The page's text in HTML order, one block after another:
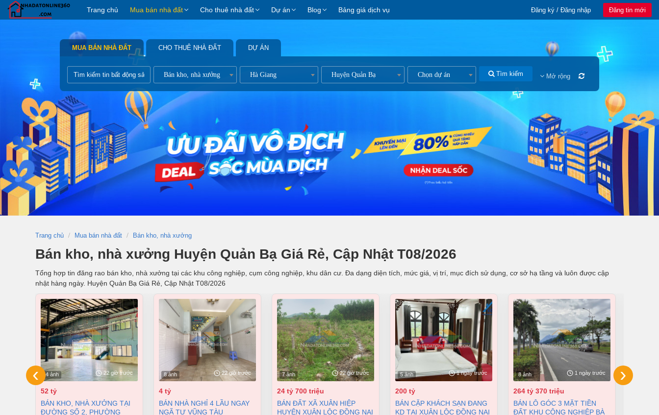
Trang chủ Mua bán nhà đất Cho thuê nhà đất Dự án Blog Bảng giá dịch vụ Đăng ký / Đăng nhập Đăng tin mới
MUA BÁN NHÀ ĐẤT CHO THUÊ NHÀ ĐẤT DỰ ÁN
Bán kho, nhà xưởng Hà Giang Huyện Quản Bạ Chọn dự án Tìm kiếm Mở rộng
Trang chủ Mua bán nhà đất Bán kho, nhà xưởng
Bán kho, nhà xưởng Huyện Quản Bạ Giá Rẻ, Cập Nhật T08/2026
Tổng hợp tin đăng rao bán kho, nhà xưởng tại các khu công nghiệp, cụm công nghiệp, khu dân cư. Đa dạng diện tích, mức giá, vị trí, mục đích sử dụng, cơ sở hạ tầng và luôn được cập
nhật hàng ngày. Huyện Quản Bạ Giá Rẻ, Cập Nhật T08/2026
4 ảnh 22 giờ trước
52 tỷ
BÁN KHO, NHÀ XƯỞNG TẠI
ĐƯỜNG SỐ 2, PHƯỜNG
8 ảnh 22 giờ trước
4 tỷ
BÁN NHÀ NGHỈ 4 LẦU NGAY
NGÃ TƯ VŨNG TÀU
7 ảnh 22 giờ trước
24 tỷ 700 triệu
BÁN ĐẤT XÃ XUÂN HIỆP
HUYỆN XUÂN LỘC ĐỒNG NAI
5 ảnh 1 ngày trước
200 tỷ
BÁN CẶP KHÁCH SẠN ĐANG
KD TẠI XUÂN LỘC ĐỒNG NAI
8 ảnh 1 ngày trước
264 tỷ 370 triệu
BÁN LÔ GÓC 3 MẶT TIỀN
ĐẤT KHU CÔNG NGHIỆP BÀ
‹ ›